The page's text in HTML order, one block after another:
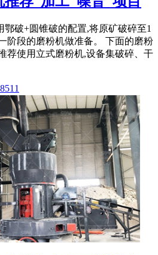
鄂破+圆锥破的配置,将原矿破碎至1
阶段的磨粉机做准备。 下面的磨粉
荐使用立式磨粉机,设备集破碎、干